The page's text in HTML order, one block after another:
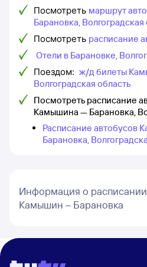
Посмотреть маршрут
Барановка, Волгоградская
Посмотреть расписание
Отели в Барановке,
Поездом: ж/д билеты
Волгоградская область
Посмотреть расписание
Камышина — Барановка,
Расписание автобусов
Барановка,
Информация о расписании
Камышин – Барановка